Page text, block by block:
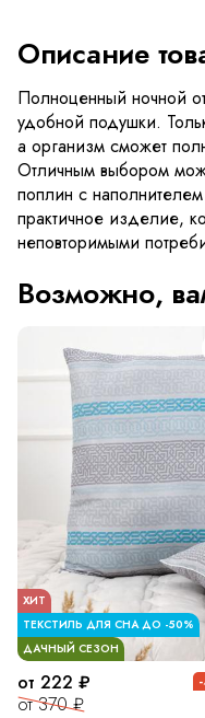
Описание
Полноценный ночной
удобной подушки.
а организм сможет
Отличным выбором
поплин с
практичное изделие,
неповторимыми
Возможно,
ТЕКСТИЛЬ ДЛЯ СНА ДО -50%
ДАЧНЫЙ СЕЗОН
ХИТ
от 222 ₽
от 370 ₽